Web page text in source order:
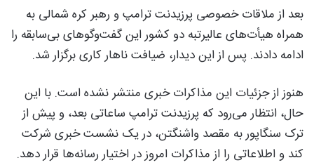
بعد از ملاقات خصوصی پرزیدنت ترامپ و رهبر کره شمالی به
همراه هیأت‌های عالیرتبه دو کشور این گفت‌وگوهای بی‌سابقه را
ادامه دادند. پس از این دیدار، ضیافت ناهار کاری برگزار شد.
هنوز از جزئیات این مذاکرات خبری منتشر نشده است. با این
حال، انتظار می‌رود که پرزیدنت ترامپ ساعاتی بعد، و پیش از
ترک سنگاپور به مقصد واشنگتن، در یک نشست خبری شرکت
کند و اطلاعاتی را از مذاکرات امروز در اختیار رسانه‌ها قرار دهد.